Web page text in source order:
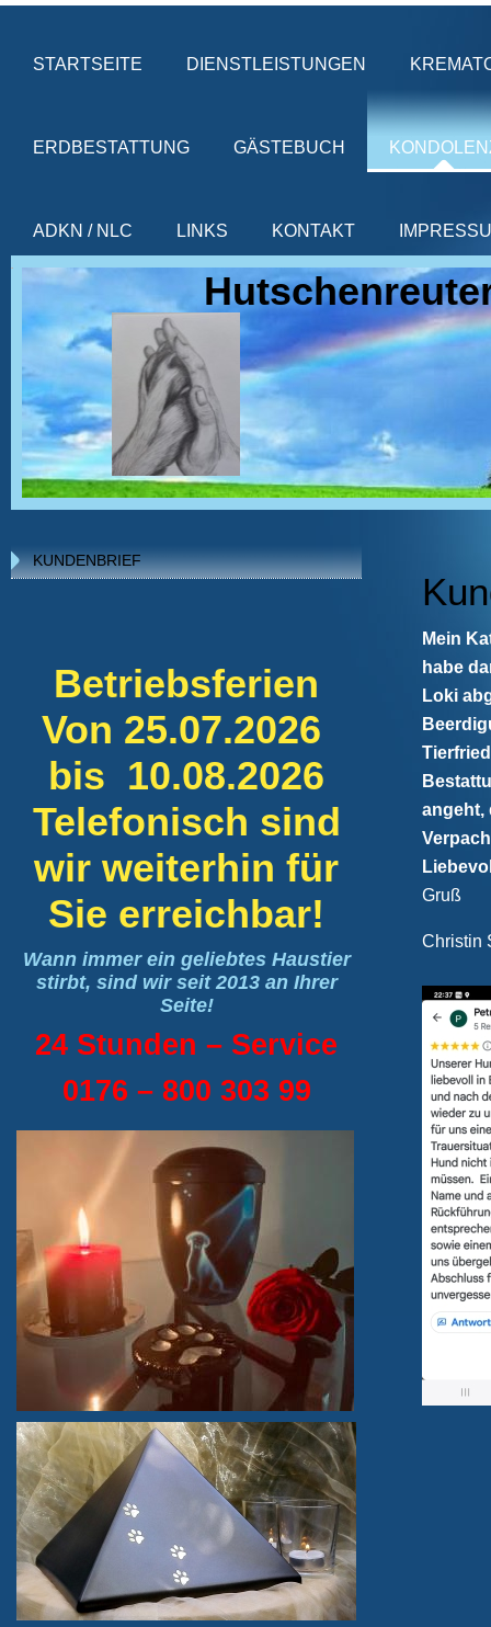
STARTSEITE DIENSTLEISTUNGEN
ERDBESTATTUNG GÄSTEBUCH
ADKN / NLC LINKS KONTAKT
Mein
habe
Loki
angeht,
Gruß
Christin
KUNDENBRIEF
Betriebsferien
Von 25.07.2026
bis 10.08.2026
Telefonisch sind
wir weiterhin für
Sie erreichbar!
Wann immer ein geliebtes Haustier
stirbt, sind wir seit 2013 an Ihrer
Seite!
24 Stunden – Service
0176 – 800 303 99